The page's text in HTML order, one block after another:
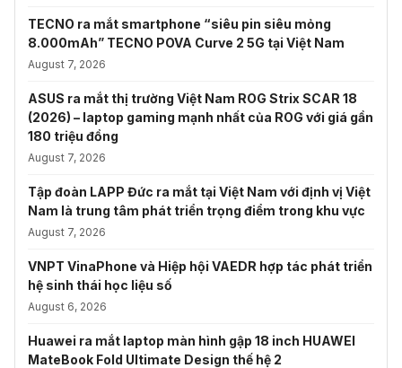
TECNO ra mắt smartphone “siêu pin siêu mỏng
8.000mAh” TECNO POVA Curve 2 5G tại Việt Nam
August 7, 2026
ASUS ra mắt thị trường Việt Nam ROG Strix SCAR 18
(2026) – laptop gaming mạnh nhất của ROG với giá gần
180 triệu đồng
August 7, 2026
Tập đoàn LAPP Đức ra mắt tại Việt Nam với định vị Việt
Nam là trung tâm phát triển trọng điểm trong khu vực
August 7, 2026
VNPT VinaPhone và Hiệp hội VAEDR hợp tác phát triển
hệ sinh thái học liệu số
August 6, 2026
Huawei ra mắt laptop màn hình gập 18 inch HUAWEI
MateBook Fold Ultimate Design thế hệ 2